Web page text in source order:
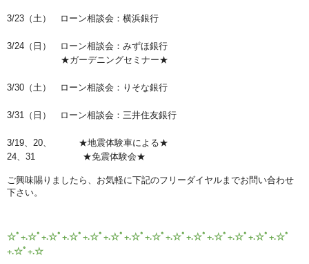
3/23（土） ローン相談会：横浜銀行
3/24（日） ローン相談会：みずほ銀行
★ガーデニングセミナー★
3/30（土） ローン相談会：りそな銀行
3/31（日） ローン相談会：三井住友銀行
3/19、20、 ★地震体験車による★
24、31 ★免震体験会★
ご興味賜りましたら、お気軽に下記のフリーダイヤルまでお問い合わせ
下さい。
☆ﾟ+.☆ﾟ+.☆ﾟ+.☆ﾟ+.☆ﾟ+.☆ﾟ+.☆ﾟ+.☆ﾟ+.☆ﾟ+.☆ﾟ+.☆ﾟ+.☆ﾟ+.☆ﾟ+.☆ﾟ
+.☆ﾟ+.☆